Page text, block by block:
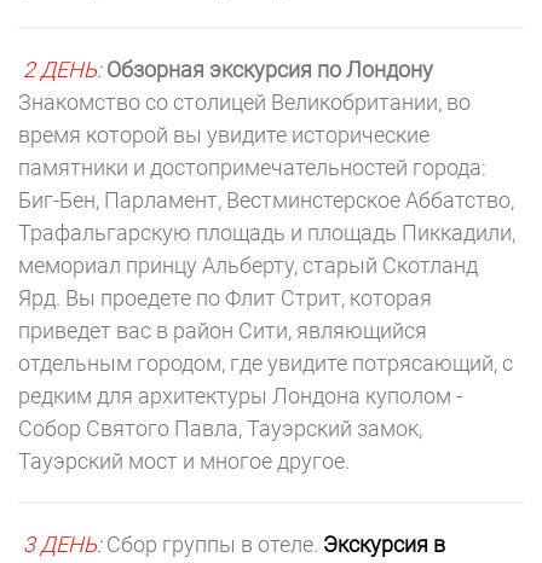
2 ДЕНЬ:Обзорная экскурсия по Лондону
Знакомство со столицей Великобритании, во
время которой вы увидите исторические
памятники и достопримечательностей города:
Биг-Бен, Парламент, Вестминстерское Аббатство,
Трафальгарскую площадь и площадь Пиккадили,
мемориал принцу Альберту, старый Скотланд
Ярд. Вы проедете по Флит Стрит, которая
приведет вас в район Сити, являющийся
отдельным городом, где увидите потрясающий, с
редким для архитектуры Лондона куполом -
Собор Святого Павла, Тауэрский замок,
Тауэрский мост и многое другое.
3 ДЕНЬ:Сбор группы в отеле. Экскурсия в